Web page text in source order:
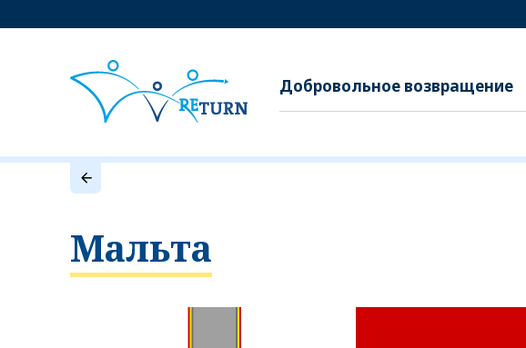
Добровольное возвращение
Мальта